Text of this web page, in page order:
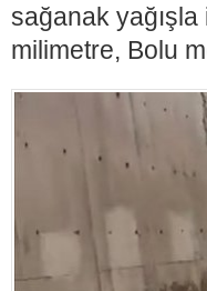
sağanak yağışla
milimetre, Bolu